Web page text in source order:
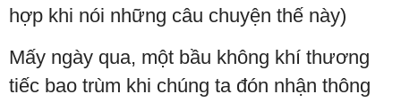
hợp khi nói những câu chuyện thế này)
Mấy ngày qua, một bầu không khí thương
tiếc bao trùm khi chúng ta đón nhận thông